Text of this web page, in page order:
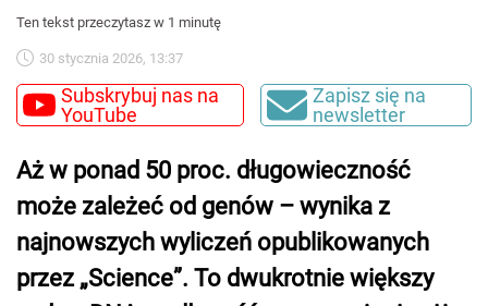
Ten tekst przeczytasz w 1 minutę
30 stycznia 2026, 13:37
Subskrybuj nas na
YouTube
Zapisz się na
newsletter
Aż w ponad 50 proc. długowieczność
może zależeć od genów – wynika z
najnowszych wyliczeń opublikowanych
przez „Science”. To dwukrotnie większy